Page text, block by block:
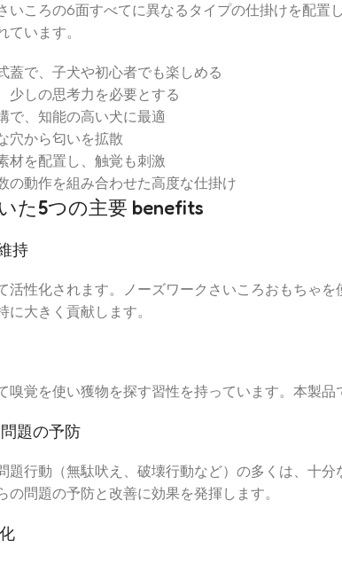
いころの6面すべてに異なるタイプの仕掛けを配
います。
蓋で、子犬や初心者でも楽しめる
少しの思考力を必要とする
で、知能の高い犬に最適
穴から匂いを拡散
材を配置し、触覚も刺激
の動作を組み合わせた高度な仕掛け
た5つの主要 benefits
持
活性化されます。ノーズワークさいころおもちゃ
大きく貢献します。
嗅覚を使い獲物を探す習性を持っています。本製
題の予防
題行動（無駄吠え、破壊行動など）の多くは、十
問題の予防と改善に効果を発揮します。